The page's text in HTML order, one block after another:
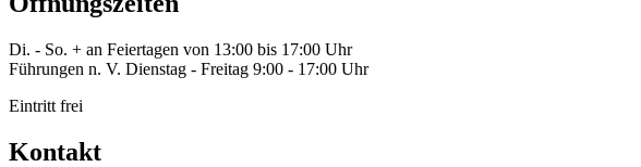
Di. - So. + an Feiertagen von 13:00 bis 17:00 Uhr
Führungen n. V. Dienstag - Freitag 9:00 - 17:00 Uhr
Eintritt frei
Kontakt